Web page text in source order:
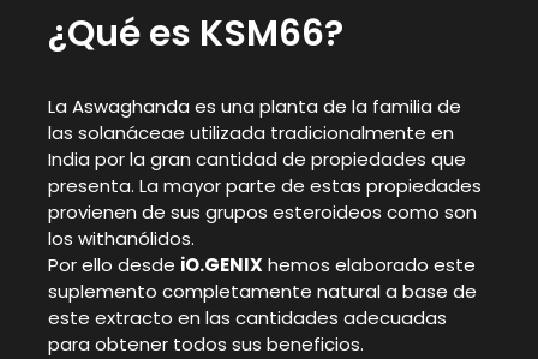
¿Qué es KSM66?
La Aswaghanda es una planta de la familia de
las solanáceae utilizada tradicionalmente en
India por la gran cantidad de propiedades que
presenta. La mayor parte de estas propiedades
provienen de sus grupos esteroideos como son
los withanólidos.
Por ello desde iO.GENIX hemos elaborado este
suplemento completamente natural a base de
este extracto en las cantidades adecuadas
para obtener todos sus beneficios.